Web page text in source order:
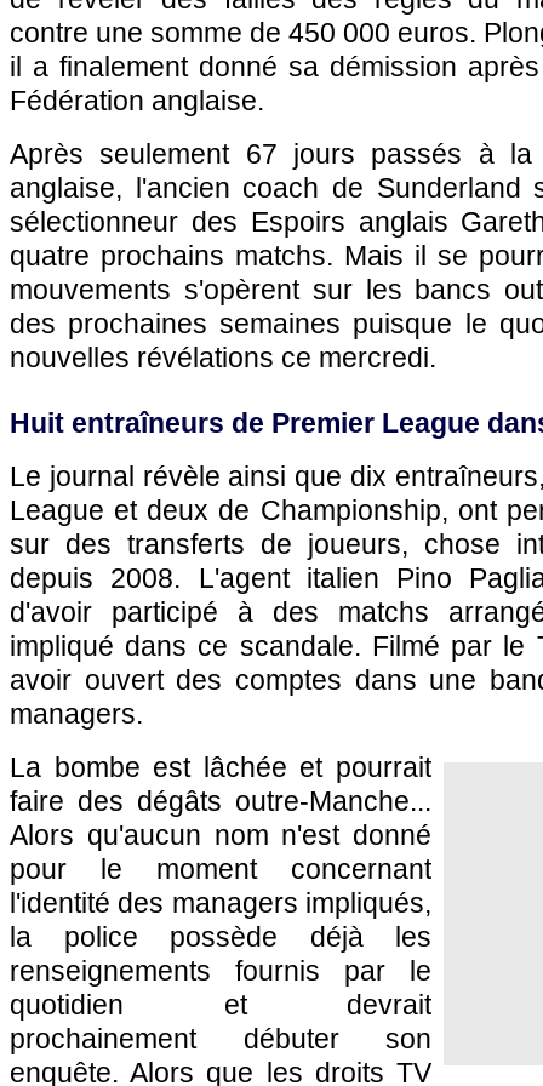
contre une somme de 450 000 euros.
il a finalement donné sa démission
Fédération anglaise.
Après seulement 67 jours passés à
anglaise, l'ancien coach de Sunderland
sélectionneur des Espoirs anglais
quatre prochains matchs. Mais il se
mouvements s'opèrent sur les bancs
des prochaines semaines puisque le
nouvelles révélations ce mercredi.
Huit entraîneurs de Premier League
Le journal révèle ainsi que dix
League et deux de Championship, ont
sur des transferts de joueurs, chose
depuis 2008. L'agent italien Pino
d'avoir participé à des matchs
impliqué dans ce scandale. Filmé par le
avoir ouvert des comptes dans une
managers.
La bombe est lâchée et pourrait
faire des dégâts outre-Manche...
Alors qu'aucun nom n'est donné
pour le moment concernant
l'identité des managers impliqués,
la police possède déjà les
renseignements fournis par le
quotidien et devrait
prochainement débuter son
enquête. Alors que les droits TV